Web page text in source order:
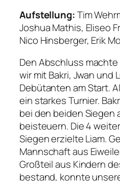
Aufstellung:Tim
Joshua Mathis, Eliseo
Nico Hinsberger, Erik
Den Abschluss
wir mit Bakri, Jwan und
Debütanten am Start.
ein starkes Turnier.
bei den beiden Siegen
beisteuern. Die 4
Siegen erzielte Liam.
Mannschaft aus
Großteil aus Kindern
bestand, konnte